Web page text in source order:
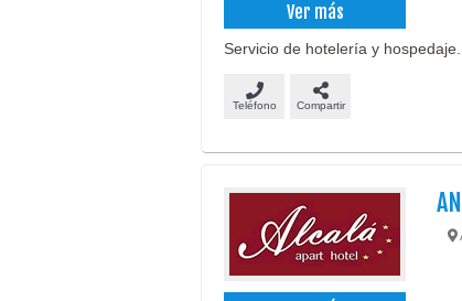
Ver más
Servicio de hotelería y
Teléfono Compartir